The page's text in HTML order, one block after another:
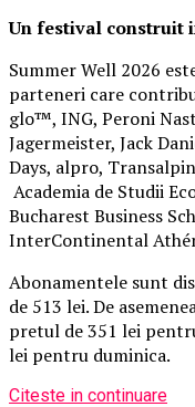
Un festival construit
Summer Well 2026
parteneri care
glo™, ING, Peroni
Jagermeister, Jack
Days, alpro,
Academia de Studii
Bucharest Business
InterContinental
Abonamentele sunt
de 513 lei. De
pretul de 351 lei
lei pentru duminica.
Citeste in continuare